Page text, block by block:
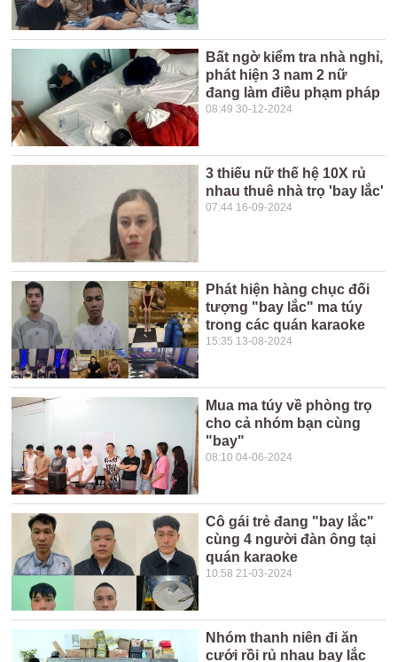
Bất ngờ kiểm tra nhà nghỉ,
phát hiện 3 nam 2 nữ
đang làm điều phạm pháp
08:49 30-12-2024
3 thiếu nữ thế hệ 10X rủ
nhau thuê nhà trọ 'bay lắc'
07:44 16-09-2024
Phát hiện hàng chục đối
tượng "bay lắc" ma túy
trong các quán karaoke
15:35 13-08-2024
Mua ma túy về phòng trọ
cho cả nhóm bạn cùng
"bay"
08:10 04-06-2024
Cô gái trẻ đang "bay lắc"
cùng 4 người đàn ông tại
quán karaoke
10:58 21-03-2024
Nhóm thanh niên đi ăn
cưới rồi rủ nhau bay lắc